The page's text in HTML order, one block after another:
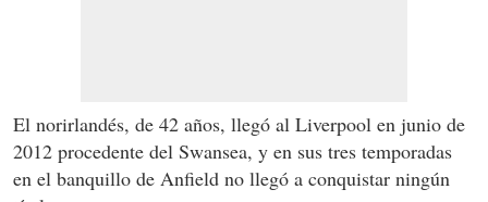
El norirlandés, de 42 años, llegó al Liverpool en junio de
2012 procedente del Swansea, y en sus tres temporadas
en el banquillo de Anfield no llegó a conquistar ningún